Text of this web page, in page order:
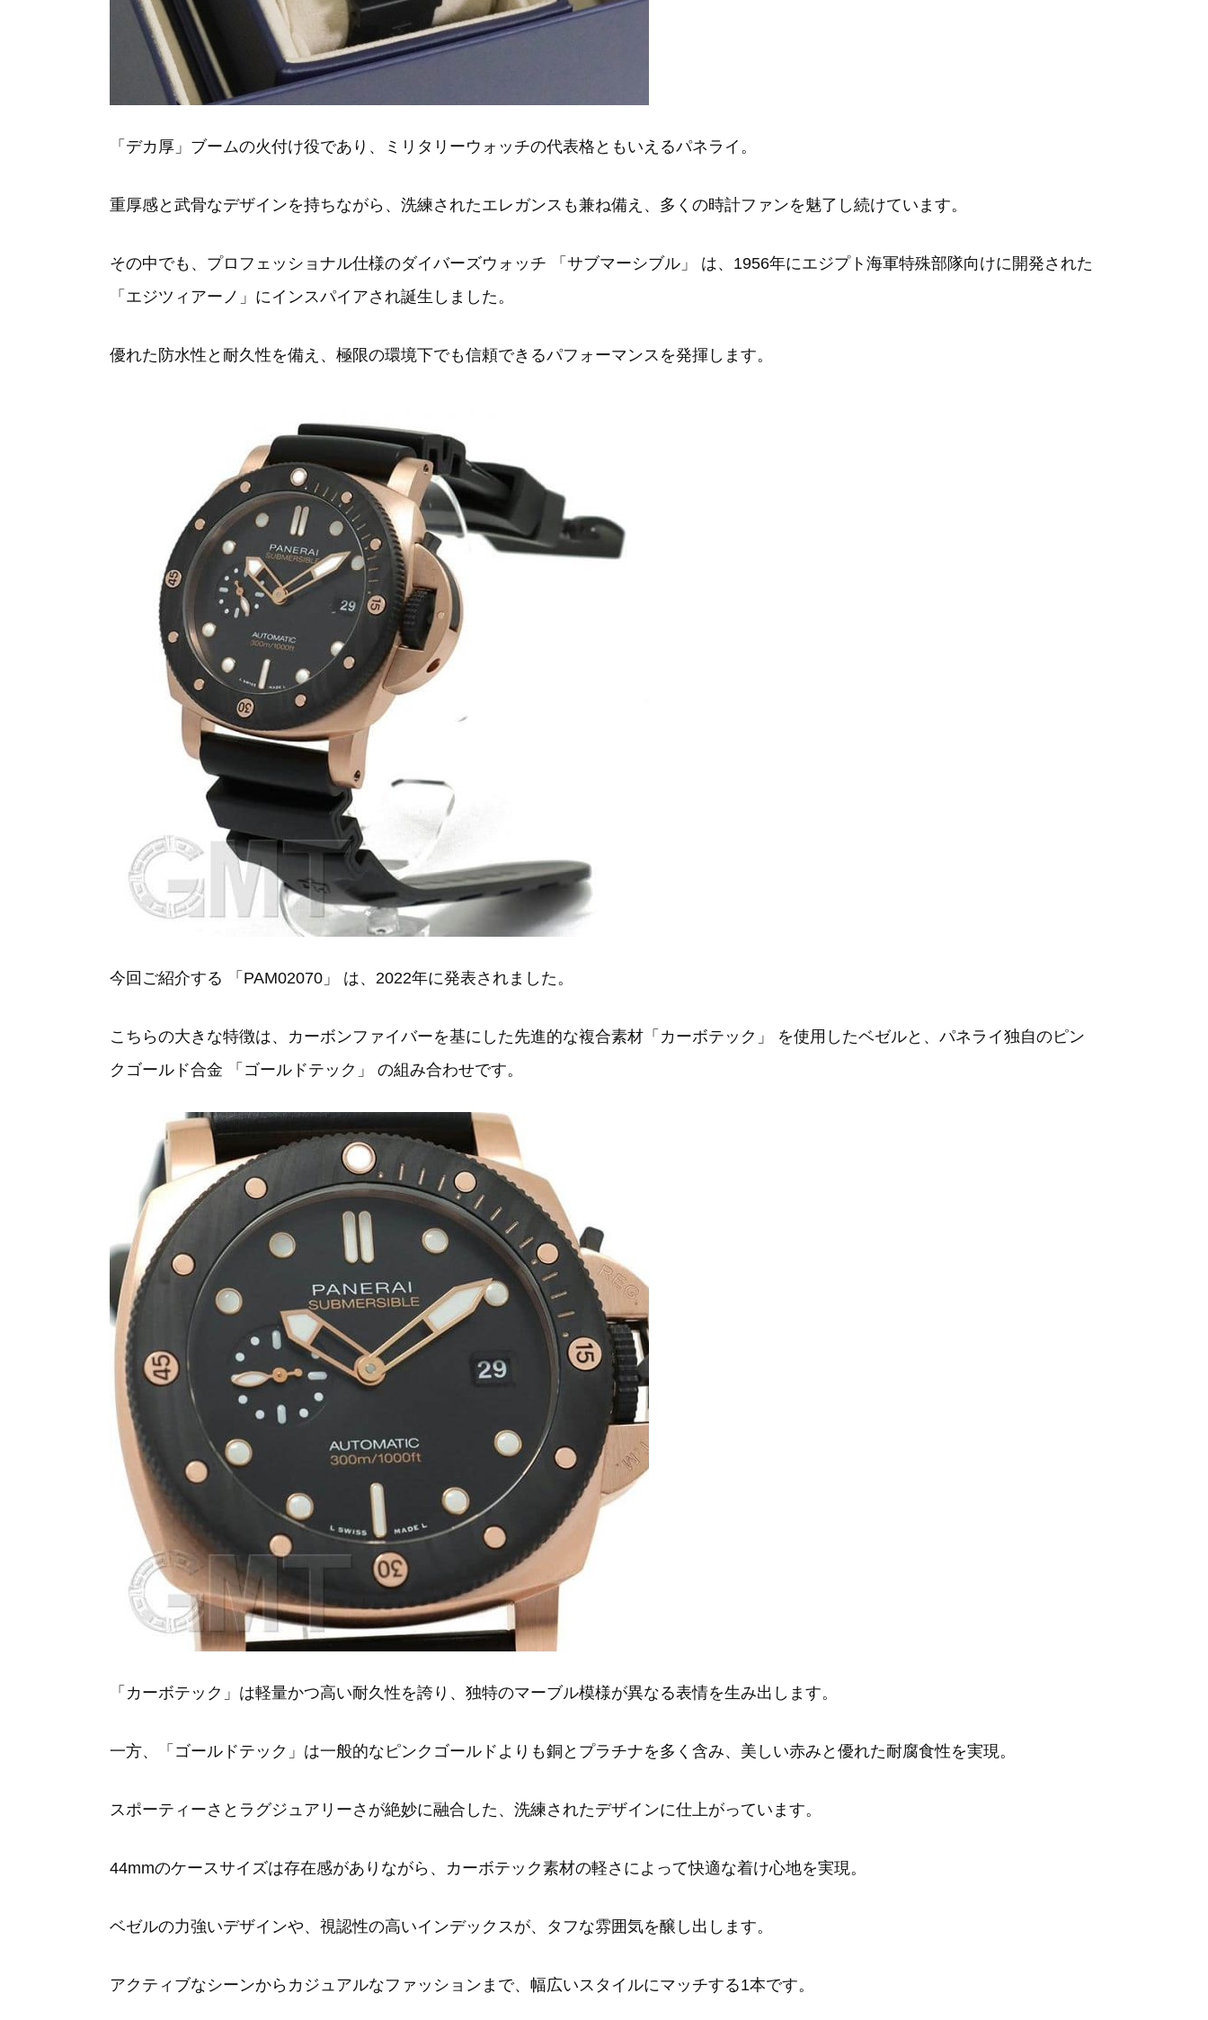
「デカ厚」ブームの火付け役であり、ミリタリーウォッチの代表格ともいえるパネライ。
重厚感と武骨なデザインを持ちながら、洗練されたエレガンスも兼ね備え、多くの時計ファンを魅了し続けています。
その中でも、プロフェッショナル仕様のダイバーズウォッチ 「サブマーシブル」 は、1956年にエジプト海軍特殊部隊向けに開発された
「エジツィアーノ」にインスパイアされ誕生しました。
優れた防水性と耐久性を備え、極限の環境下でも信頼できるパフォーマンスを発揮します。
今回ご紹介する 「PAM02070」 は、2022年に発表されました。
こちらの大きな特徴は、カーボンファイバーを基にした先進的な複合素材「カーボテック」 を使用したベゼルと、パネライ独自のピン
クゴールド合金 「ゴールドテック」 の組み合わせです。
「カーボテック」は軽量かつ高い耐久性を誇り、独特のマーブル模様が異なる表情を生み出します。
一方、「ゴールドテック」は一般的なピンクゴールドよりも銅とプラチナを多く含み、美しい赤みと優れた耐腐食性を実現。
スポーティーさとラグジュアリーさが絶妙に融合した、洗練されたデザインに仕上がっています。
44mmのケースサイズは存在感がありながら、カーボテック素材の軽さによって快適な着け心地を実現。
ベゼルの力強いデザインや、視認性の高いインデックスが、タフな雰囲気を醸し出します。
アクティブなシーンからカジュアルなファッションまで、幅広いスタイルにマッチする1本です。